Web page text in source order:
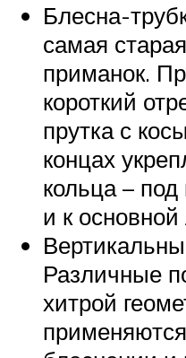
Блесна-
самая
приманок.
короткий
прутка с
концах
кольца –
и к основной
Различные
хитрой